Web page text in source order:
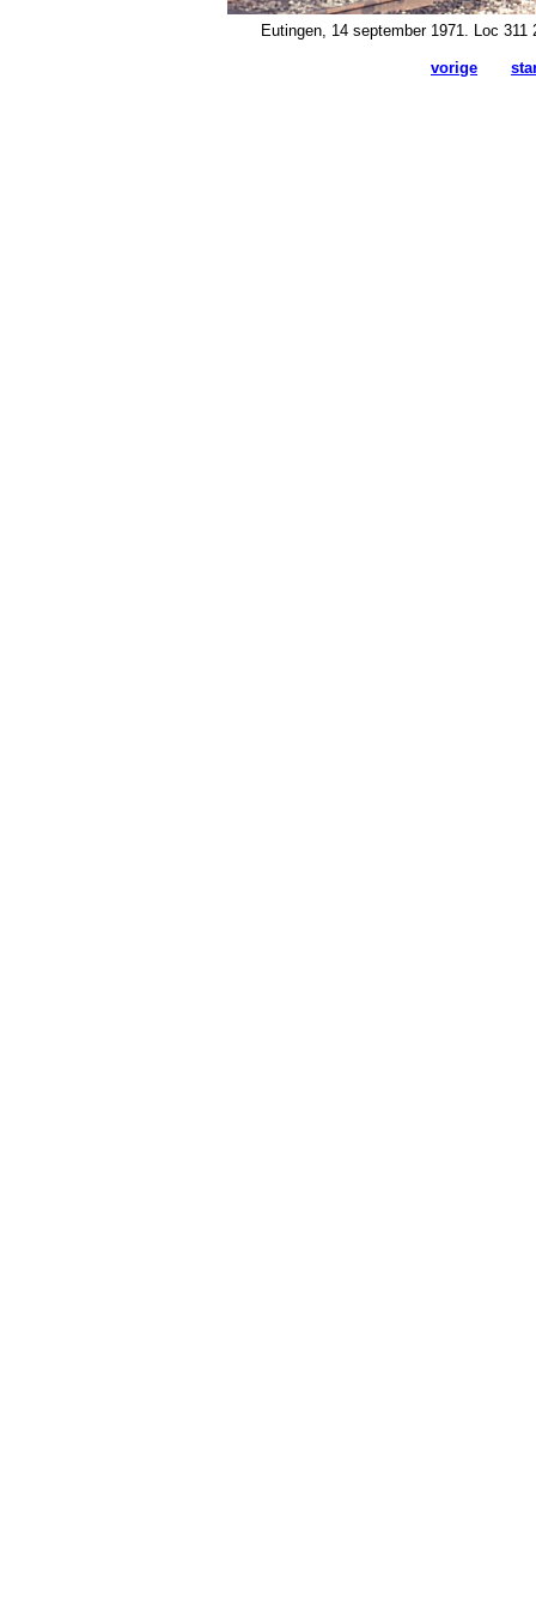
Eutingen, 14 september 1971. Loc
vorige